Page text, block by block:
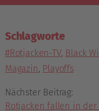
Schlagworte
#Rotjacken-TV, Black
Magazin, Playoffs
Nächster Beitrag:
Rotjacken fallen in der